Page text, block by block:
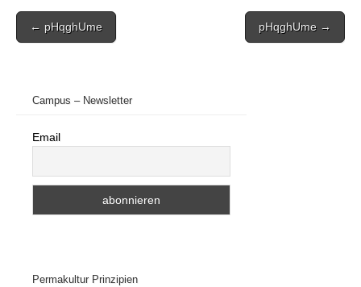
Post
navigation
← pHqghUme pHqghUme →
Campus – Newsletter
Email
Permakultur Prinzipien